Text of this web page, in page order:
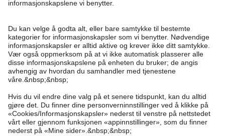
Kundeservice
Vanlige spørsmål
Bestilling
Kontakt oss
Finn butikk
Kappahl Club
Logg inn
Kappahl Club
Medlemsvilkår
Om oss
Bærekraft
Jobbe hos oss
Vilkår & retningslinjer
Kjøpsvilkår
Mer fra oss